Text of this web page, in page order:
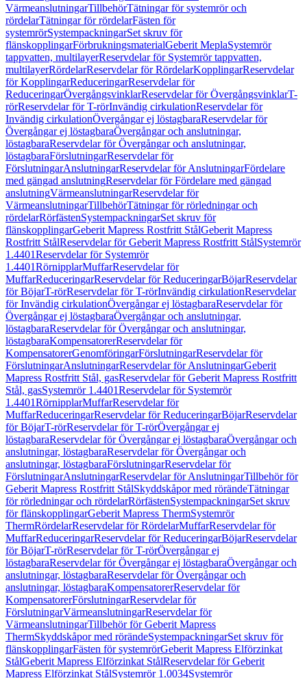
VärmeanslutningarTillbehörTätningar för systemrör och
rördelarTätningar för rördelarFästen för
systemrörSystempackningarSet skruv för
flänskopplingarFörbrukningsmaterialGeberit MeplaSystemrör
tappvatten, multilayerReservdelar för Systemrör tappvatten,
multilayerRördelarReservdelar för RördelarKopplingarReservdelar
för KopplingarReduceringarReservdelar för
ReduceringarÖvergångsvinklarReservdelar för ÖvergångsvinklarT-
rörReservdelar för T-rörInvändig cirkulationReservdelar för
Invändig cirkulationÖvergångar ej löstagbaraReservdelar för
Övergångar ej löstagbaraÖvergångar och anslutningar,
löstagbaraReservdelar för Övergångar och anslutningar,
löstagbaraFörslutningarReservdelar för
FörslutningarAnslutningarReservdelar för AnslutningarFördelare
med gängad anslutningReservdelar för Fördelare med gängad
anslutningVärmeanslutningarReservdelar för
VärmeanslutningarTillbehörTätningar för rörledningar och
rördelarRörfästenSystempackningarSet skruv för
flänskopplingarGeberit Mapress Rostfritt StålGeberit Mapress
Rostfritt StålReservdelar för Geberit Mapress Rostfritt StålSystemrör
1.4401Reservdelar för Systemrör
1.4401RörnipplarMuffarReservdelar för
MuffarReduceringarReservdelar för ReduceringarBöjarReservdelar
för BöjarT-rörReservdelar för T-rörInvändig cirkulationReservdelar
för Invändig cirkulationÖvergångar ej löstagbaraReservdelar för
Övergångar ej löstagbaraÖvergångar och anslutningar,
löstagbaraReservdelar för Övergångar och anslutningar,
löstagbaraKompensatorerReservdelar för
KompensatorerGenomföringarFörslutningarReservdelar för
FörslutningarAnslutningarReservdelar för AnslutningarGeberit
Mapress Rostfritt Stål, gasReservdelar för Geberit Mapress Rostfritt
Stål, gasSystemrör 1.4401Reservdelar för Systemrör
1.4401RörnipplarMuffarReservdelar för
MuffarReduceringarReservdelar för ReduceringarBöjarReservdelar
för BöjarT-rörReservdelar för T-rörÖvergångar ej
löstagbaraReservdelar för Övergångar ej löstagbaraÖvergångar och
anslutningar, löstagbaraReservdelar för Övergångar och
anslutningar, löstagbaraFörslutningarReservdelar för
FörslutningarAnslutningarReservdelar för AnslutningarTillbehör för
Geberit Mapress Rostfritt StålSkyddskåpor med rörändeTätningar
för rörledningar och rördelarRörfästenSystempackningarSet skruv
för flänskopplingarGeberit Mapress ThermSystemrör
ThermRördelarReservdelar för RördelarMuffarReservdelar för
MuffarReduceringarReservdelar för ReduceringarBöjarReservdelar
för BöjarT-rörReservdelar för T-rörÖvergångar ej
löstagbaraReservdelar för Övergångar ej löstagbaraÖvergångar och
anslutningar, löstagbaraReservdelar för Övergångar och
anslutningar, löstagbaraKompensatorerReservdelar för
KompensatorerFörslutningarReservdelar för
FörslutningarVärmeanslutningarReservdelar för
VärmeanslutningarTillbehör för Geberit Mapress
ThermSkyddskåpor med rörändeSystempackningarSet skruv för
flänskopplingarFästen för systemrörGeberit Mapress Elförzinkat
StålGeberit Mapress Elförzinkat StålReservdelar för Geberit
Mapress Elförzinkat StålSystemrör 1.0034Systemrör